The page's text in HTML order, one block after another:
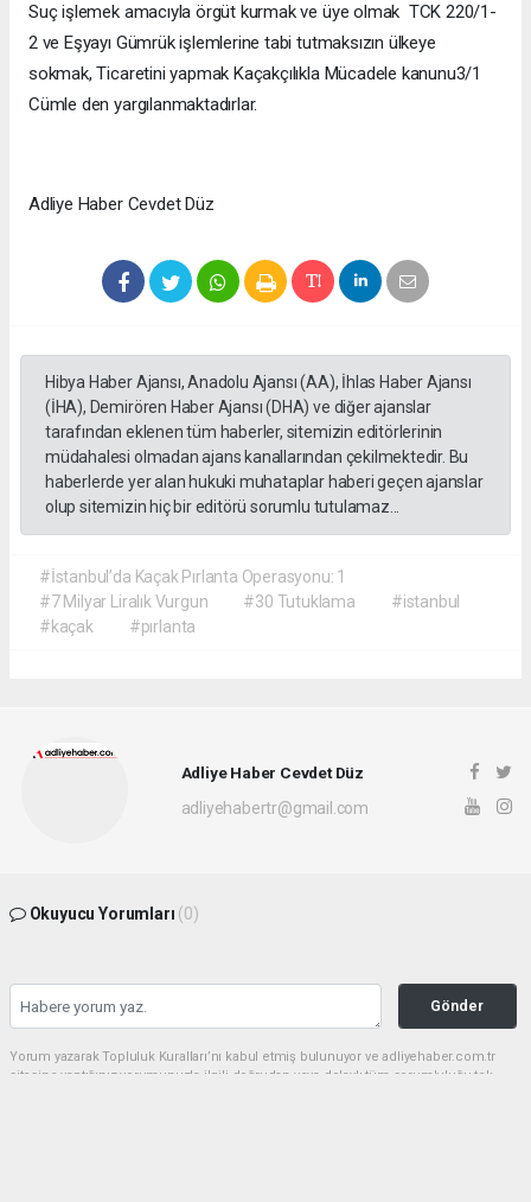
Suç işlemek amacıyla örgüt kurmak ve üye olmak TCK 220/1-
2 ve Eşyayı Gümrük işlemlerine tabi tutmaksızın ülkeye
sokmak, Ticaretini yapmak Kaçakçılıkla Mücadele kanunu3/1
Cümle den yargılanmaktadırlar.
Adliye Haber Cevdet Düz
Hibya Haber Ajansı, Anadolu Ajansı (AA), İhlas Haber Ajansı
(İHA), Demirören Haber Ajansı (DHA) ve diğer ajanslar
tarafından eklenen tüm haberler, sitemizin editörlerinin
müdahalesi olmadan ajans kanallarından çekilmektedir. Bu
haberlerde yer alan hukuki muhataplar haberi geçen ajanslar
olup sitemizin hiç bir editörü sorumlu tutulamaz...
#İstanbul’da Kaçak Pırlanta Operasyonu: 1
#7 Milyar Liralık Vurgun
#30 Tutuklama
#istanbul
#kaçak
#pırlanta
Adliye Haber Cevdet Düz
adliyehabertr@gmail.com
Okuyucu Yorumları (0)
Gönder
Yorum yazarak Topluluk Kuralları’nı kabul etmiş bulunuyor ve adliyehaber.com.tr
sitesine yaptığınız yorumunuzla ilgili doğrudan veya dolaylı tüm sorumluluğu tek